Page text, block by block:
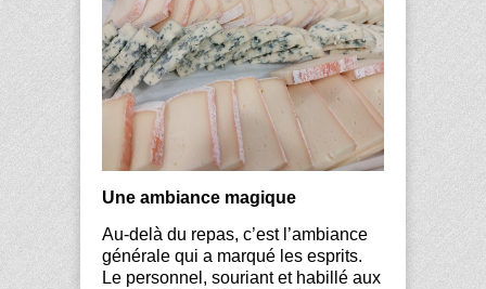
Une ambiance magique
Au-delà du repas, c’est l’ambiance
générale qui a marqué les esprits.
Le personnel, souriant et habillé aux